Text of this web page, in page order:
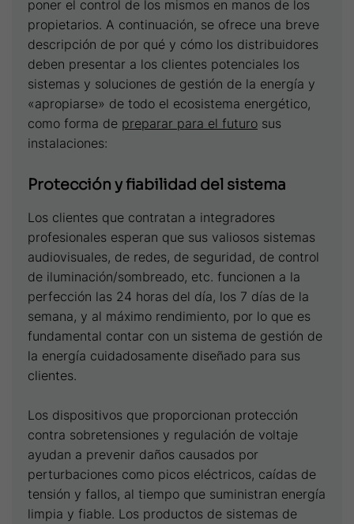
poner el control de los mismos en manos de los
propietarios. A continuación, se ofrece una breve
descripción de por qué y cómo los distribuidores
deben presentar a los clientes potenciales los
sistemas y soluciones de gestión de la energía y
«apropiarse» de todo el ecosistema energético,
como forma de preparar para el futuro sus
instalaciones:
Protección y fiabilidad del sistema
Los clientes que contratan a integradores
profesionales esperan que sus valiosos sistemas
audiovisuales, de redes, de seguridad, de control
de iluminación/sombreado, etc. funcionen a la
perfección las 24 horas del día, los 7 días de la
semana, y al máximo rendimiento, por lo que es
fundamental contar con un sistema de gestión de
la energía cuidadosamente diseñado para sus
clientes.
Los dispositivos que proporcionan protección
contra sobretensiones y regulación de voltaje
ayudan a prevenir daños causados por
perturbaciones como picos eléctricos, caídas de
tensión y fallos, al tiempo que suministran energía
limpia y fiable. Los productos de sistemas de